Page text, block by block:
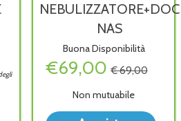
NEBULIZZATORE+DOC
NAS
Buona Disponibilità
€69,00 € 69,00
Non mutuabile